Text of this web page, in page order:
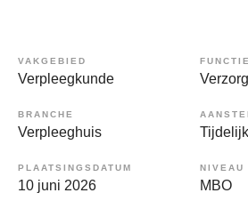
VAKGEBIED
Verpleegkunde
FUNCTIE
BRANCHE
Verpleeghuis
PLAATSINGSDATUM
10 juni 2026
NIVEAU
MBO